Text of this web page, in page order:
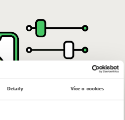
Detaily Více o cookies